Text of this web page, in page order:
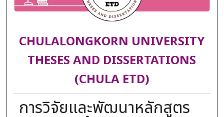
CHULALONGKORN UNIVERSITY
THESES AND DISSERTATIONS
(CHULA ETD)
การวิจัยและพัฒนาหลักสูตร